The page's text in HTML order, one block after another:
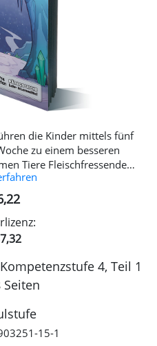
die Kinder mittels fünf
zu einem besseren
Tiere Fleischfressende
und vieles mehr
4, Teil 1
Seiten
15-1